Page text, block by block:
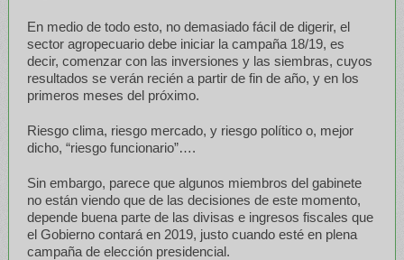
En medio de todo esto, no demasiado fácil de digerir, el
sector agropecuario debe iniciar la campaña 18/19, es
decir, comenzar con las inversiones y las siembras, cuyos
resultados se verán recién a partir de fin de año, y en los
primeros meses del próximo.
Riesgo clima, riesgo mercado, y riesgo político o, mejor
dicho, “riesgo funcionario”….
Sin embargo, parece que algunos miembros del gabinete
no están viendo que de las decisiones de este momento,
depende buena parte de las divisas e ingresos fiscales que
el Gobierno contará en 2019, justo cuando esté en plena
campaña de elección presidencial.